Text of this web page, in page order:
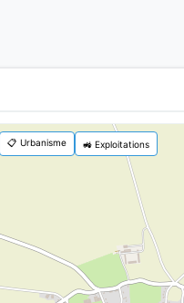
📋 Urbanisme 🚜 Exploitations